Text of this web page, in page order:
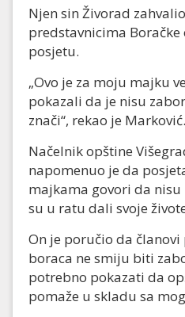
Njen sin Živorad
predstavnicima Boračke
posjetu.
„Ovo je za moju majku
pokazali da je nisu
znači“, rekao je Marković.
Načelnik opštine
napomenuo je da
majkama govori da
su u ratu dali svoje
On je poručio da
boraca ne smiju biti
potrebno pokazati da
pomaže u skladu sa